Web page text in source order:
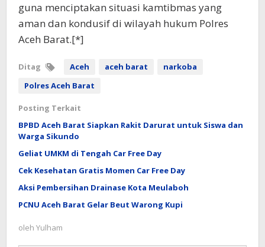
guna menciptakan situasi kamtibmas yang
aman dan kondusif di wilayah hukum Polres
Aceh Barat.[*]
Ditag Aceh aceh barat
narkoba
Polres Aceh Barat
Posting Terkait
BPBD Aceh Barat Siapkan Rakit Darurat untuk Siswa dan
Warga Sikundo
Geliat UMKM di Tengah Car Free Day
Cek Kesehatan Gratis Momen Car Free Day
Aksi Pembersihan Drainase Kota Meulaboh
PCNU Aceh Barat Gelar Beut Warong Kupi
oleh Yulham